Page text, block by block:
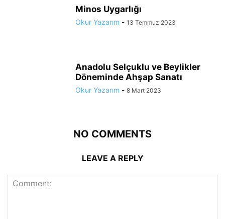
Minos Uygarlığı
Okur Yazarım - 13 Temmuz 2023
Anadolu Selçuklu ve Beylikler
Döneminde Ahşap Sanatı
Okur Yazarım - 8 Mart 2023
NO COMMENTS
LEAVE A REPLY